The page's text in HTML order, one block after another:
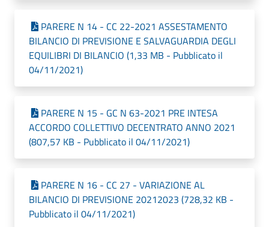
PARERE N 14 - CC 22-2021 ASSESTAMENTO
BILANCIO DI PREVISIONE E SALVAGUARDIA DEGLI
EQUILIBRI DI BILANCIO (1,33 MB - Pubblicato il
04/11/2021)
PARERE N 15 - GC N 63-2021 PRE INTESA
ACCORDO COLLETTIVO DECENTRATO ANNO 2021
(807,57 KB - Pubblicato il 04/11/2021)
PARERE N 16 - CC 27 - VARIAZIONE AL
BILANCIO DI PREVISIONE 20212023 (728,32 KB -
Pubblicato il 04/11/2021)